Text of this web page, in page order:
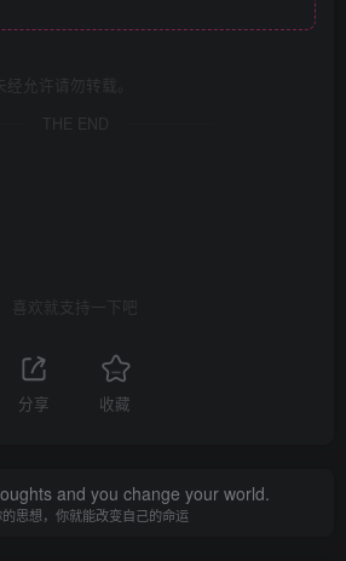
允许请勿转载。
THE END
喜欢就支持一下吧
分享 收藏
and you change your world.
思想，你就能改变自己的命运